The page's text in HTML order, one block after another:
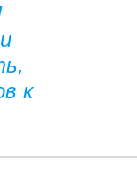
к